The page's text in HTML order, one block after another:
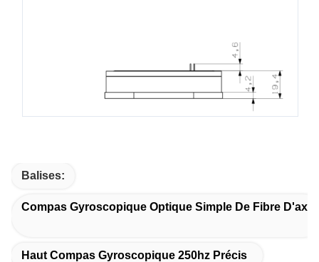
Balises:
Compas Gyroscopique Optique Simple De Fibre D'axe
Haut Compas Gyroscopique 250hz Précis